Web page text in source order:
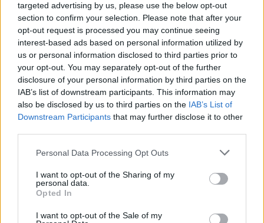
targeted advertising by us, please use the below opt-out
section to confirm your selection. Please note that after your
opt-out request is processed you may continue seeing
interest-based ads based on personal information utilized by
us or personal information disclosed to third parties prior to
your opt-out. You may separately opt-out of the further
disclosure of your personal information by third parties on the
IAB’s list of downstream participants. This information may
also be disclosed by us to third parties on the IAB’s List of
Downstream Participants that may further disclose it to other
Please note that this website/app uses one or more Google
not limited to your visit or usage behaviour. You may click to
grant or deny consent to Google and its third-party tags to
use your data for below specified purposes in below Google
consent section.
Personal Data Processing Opt Outs
I want to opt-out of the Sharing of my
personal data.
Opted In
I want to opt-out of the Sale of my
Ακολουθήστε τοinsider.gr στο Google Newsκαι μάθετε